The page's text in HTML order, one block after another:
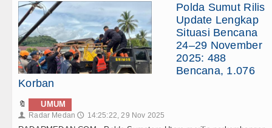
Polda Sumut Rilis
Update Lengkap
Situasi Bencana
24–29 November
2025: 488
Bencana, 1.076
Korban
🔖 UMUM
👤 Radar Medan 🕔 14:25:22, 29 Nov 2025